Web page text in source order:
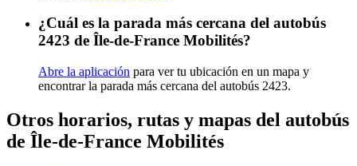
¿Cuál es la parada más cercana del autobús
2423 de Île-de-France Mobilités?
Abre la aplicación para ver tu ubicación en un mapa y
encontrar la parada más cercana del autobús 2423.
Otros horarios, rutas y mapas del autobús
de Île-de-France Mobilités